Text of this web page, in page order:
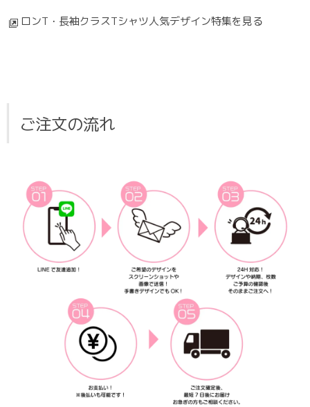
ロンT・長袖クラスTシャツ人気デザイン特集を見る
ご注文の流れ